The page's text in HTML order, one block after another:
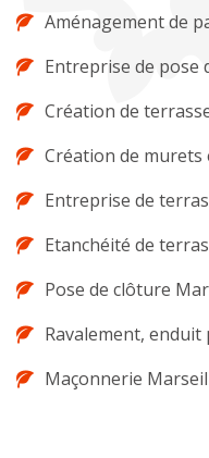
Aménagement de
Entreprise de pose
Création de
Création de
Entreprise de
Etanchéité de
Pose de clôture
Ravalement,
Maçonnerie